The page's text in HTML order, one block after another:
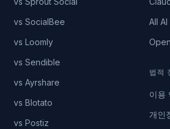
vs SocialBee
vs Loomly
vs Sendible
vs Ayrshare
vs Blotato
vs Postiz
All AI
법적
이용
개인